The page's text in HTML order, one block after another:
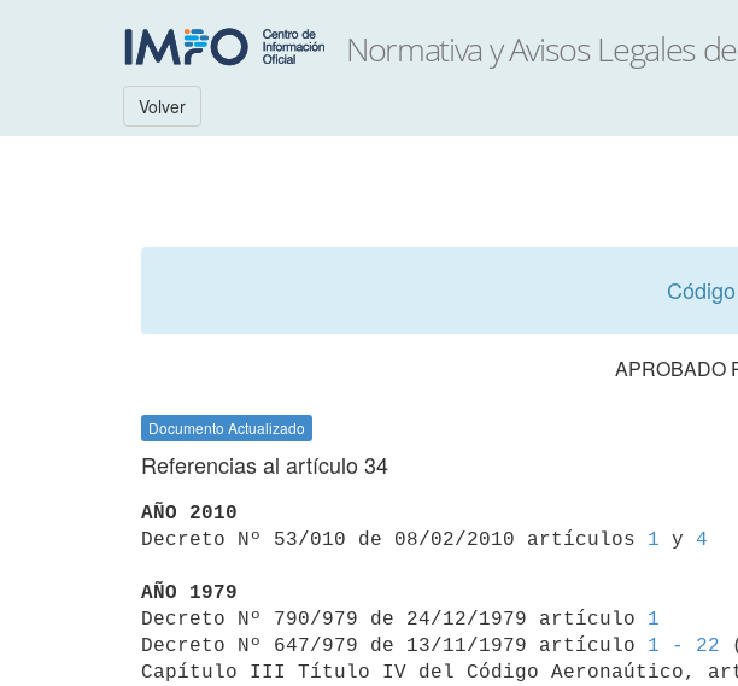
Volver
APROBADO
Documento Actualizado
Referencias al artículo 34
AÑO 2010
Decreto Nº 53/010 de 08/02/2010 artículos 1 y 4
AÑO 1979
Decreto Nº 790/979 de 24/12/1979 artículo 1
Decreto Nº 647/979 de 13/11/1979 artículo 1 - 22
Capítulo III Título IV del Código Aeronaútico,